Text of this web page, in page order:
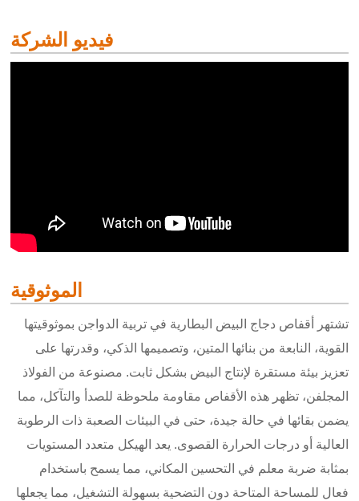
فيديو الشركة
الموثوقية
تشتهر أقفاص دجاج البيض البطارية في تربية الدواجن بموثوقيتها
القوية، النابعة من بنائها المتين، وتصميمها الذكي، وقدرتها على
تعزيز بيئة مستقرة لإنتاج البيض بشكل ثابت. مصنوعة من الفولاذ
المجلفن، تظهر هذه الأقفاص مقاومة ملحوظة للصدأ والتآكل، مما
يضمن بقائها في حالة جيدة، حتى في البيئات الصعبة ذات الرطوبة
العالية أو درجات الحرارة القصوى. يعد الهيكل متعدد المستويات
بمثابة ضربة معلم في التحسين المكاني، مما يسمح باستخدام
فعال للمساحة المتاحة دون التضحية بسهولة التشغيل، مما يجعلها